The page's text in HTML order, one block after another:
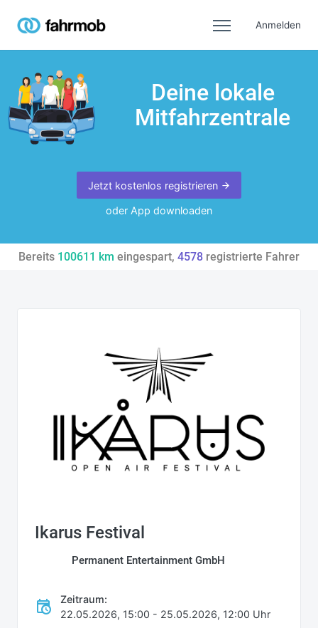
Anmelden
Deine lokale
Mitfahrzentrale
Jetzt kostenlos registrieren
oder App downloaden
Bereits 100611 km eingespart, 4578 registrierte Fahrer
Ikarus Festival
Permanent Entertainment GmbH
Zeitraum:
22.05.2026, 15:00 - 25.05.2026, 12:00 Uhr